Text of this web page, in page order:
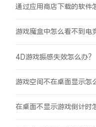
通过应用商店下载的软件
游戏魔盒中怎么看不到电
4D游戏振感失效怎么办？
游戏空间不在桌面显示怎
在桌面不显示游戏倒计时